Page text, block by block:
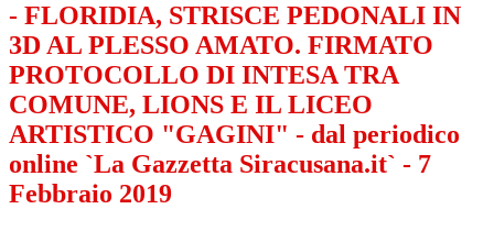
- FLORIDIA, STRISCE PEDONALI IN
3D AL PLESSO AMATO. FIRMATO
PROTOCOLLO DI INTESA TRA
COMUNE, LIONS E IL LICEO
ARTISTICO "GAGINI" - dal periodico
online `La Gazzetta Siracusana.it` - 7
Febbraio 2019